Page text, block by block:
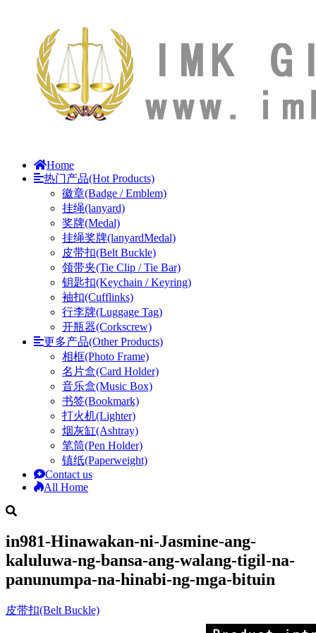
Home
热门产品(Hot Products)
徽章(Badge / Emblem)
挂绳(lanyard)
奖牌(Medal)
挂绳奖牌(lanyardMedal)
皮带扣(Belt Buckle)
领带夹(Tie Clip / Tie Bar)
钥匙扣(Keychain / Keyring)
袖扣(Cufflinks)
行李牌(Luggage Tag)
开瓶器(Corkscrew)
更多产品(Other Products)
相框(Photo Frame)
名片盒(Card Holder)
音乐盒(Music Box)
书签(Bookmark)
打火机(Lighter)
烟灰缸(Ashtray)
笔筒(Pen Holder)
镇纸(Paperweight)
Contact us
All Home
in981-Hinawakan-ni-Jasmine-ang-
kaluluwa-ng-bansa-ang-walang-tigil-na-
panunumpa-na-hinabi-ng-mga-bituin
皮带扣(Belt Buckle)